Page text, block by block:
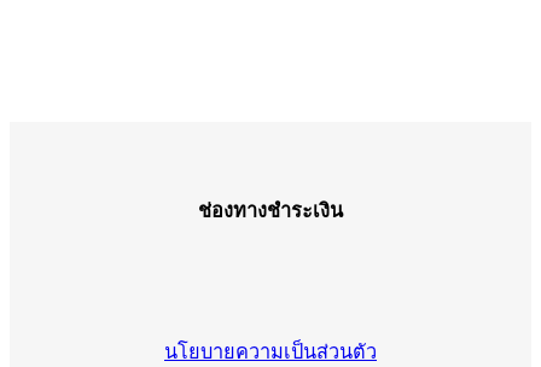
ช่องทางชำระเงิน
นโยบายความเป็นส่วนตัว